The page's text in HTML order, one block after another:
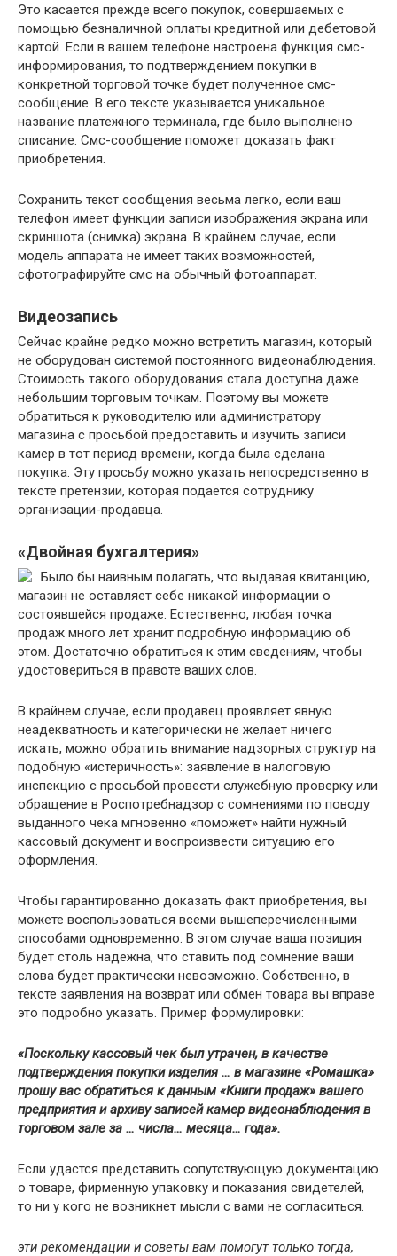
Это касается прежде всего покупок, совершаемых с
помощью безналичной оплаты кредитной или дебетовой
картой. Если в вашем телефоне настроена функция смс-
информирования, то подтверждением покупки в
конкретной торговой точке будет полученное смс-
сообщение. В его тексте указывается уникальное
название платежного терминала, где было выполнено
списание. Смс-сообщение поможет доказать факт
приобретения.
Сохранить текст сообщения весьма легко, если ваш
телефон имеет функции записи изображения экрана или
скриншота (снимка) экрана. В крайнем случае, если
модель аппарата не имеет таких возможностей,
сфотографируйте смс на обычный фотоаппарат.
Видеозапись
Сейчас крайне редко можно встретить магазин, который
не оборудован системой постоянного видеонаблюдения.
Стоимость такого оборудования стала доступна даже
небольшим торговым точкам. Поэтому вы можете
обратиться к руководителю или администратору
магазина с просьбой предоставить и изучить записи
камер в тот период времени, когда была сделана
покупка. Эту просьбу можно указать непосредственно в
тексте претензии, которая подается сотруднику
организации-продавца.
«Двойная бухгалтерия»
Было бы наивным полагать, что выдавая квитанцию,
магазин не оставляет себе никакой информации о
состоявшейся продаже. Естественно, любая точка
продаж много лет хранит подробную информацию об
этом. Достаточно обратиться к этим сведениям, чтобы
удостовериться в правоте ваших слов.
В крайнем случае, если продавец проявляет явную
неадекватность и категорически не желает ничего
искать, можно обратить внимание надзорных структур на
подобную «истеричность»: заявление в налоговую
инспекцию с просьбой провести служебную проверку или
обращение в Роспотребнадзор с сомнениями по поводу
выданного чека мгновенно «поможет» найти нужный
кассовый документ и воспроизвести ситуацию его
оформления.
Чтобы гарантированно доказать факт приобретения, вы
можете воспользоваться всеми вышеперечисленными
способами одновременно. В этом случае ваша позиция
будет столь надежна, что ставить под сомнение ваши
слова будет практически невозможно. Собственно, в
тексте заявления на возврат или обмен товара вы вправе
это подробно указать. Пример формулировки:
«Поскольку кассовый чек был утрачен, в качестве
подтверждения покупки изделия … в магазине «Ромашка»
прошу вас обратиться к данным «Книги продаж» вашего
предприятия и архиву записей камер видеонаблюдения в
торговом зале за … числа… месяца… года».
Если удастся представить сопутствующую документацию
о товаре, фирменную упаковку и показания свидетелей,
то ни у кого не возникнет мысли с вами не согласиться.
эти рекомендации и советы вам помогут только тогда,